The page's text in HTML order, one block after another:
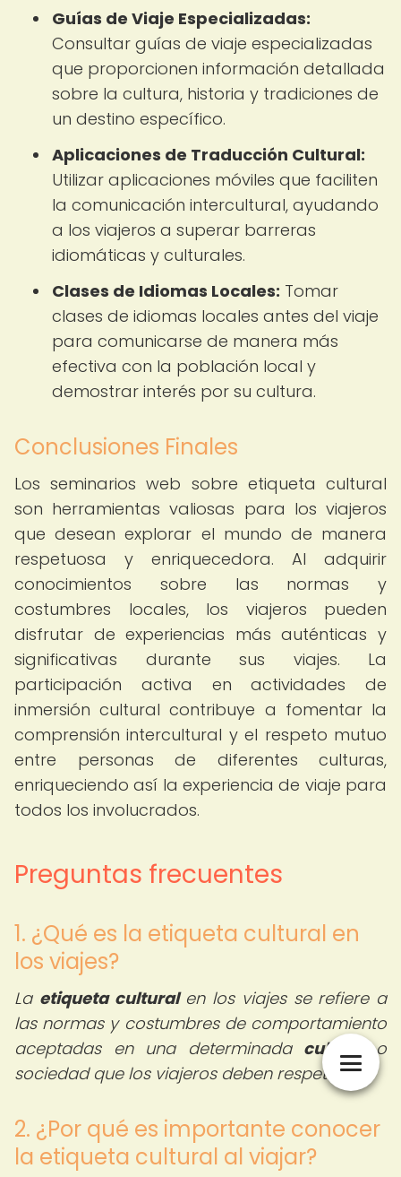
Guías de Viaje Especializadas:
Consultar guías de viaje especializadas
que proporcionen información detallada
sobre la cultura, historia y tradiciones de
un destino específico.
Aplicaciones de Traducción Cultural:
Utilizar aplicaciones móviles que faciliten
la comunicación intercultural, ayudando
a los viajeros a superar barreras
idiomáticas y culturales.
Clases de Idiomas Locales: Tomar
clases de idiomas locales antes del viaje
para comunicarse de manera más
efectiva con la población local y
demostrar interés por su cultura.
Conclusiones Finales
Los seminarios web sobre etiqueta cultural
son herramientas valiosas para los viajeros
que desean explorar el mundo de manera
respetuosa y enriquecedora. Al adquirir
conocimientos sobre las normas y
costumbres locales, los viajeros pueden
disfrutar de experiencias más auténticas y
significativas durante sus viajes. La
participación activa en actividades de
inmersión cultural contribuye a fomentar la
comprensión intercultural y el respeto mutuo
entre personas de diferentes culturas,
enriqueciendo así la experiencia de viaje para
todos los involucrados.
Preguntas frecuentes
1. ¿Qué es la etiqueta cultural en
los viajes?
La etiqueta culturalen los viajes se refiere a
las normas y costumbres de comportamiento
aceptadas en una determinada cultura
o
sociedad que los viajeros deben respetar.
2. ¿Por qué es importante conocer
la etiqueta cultural al viajar?